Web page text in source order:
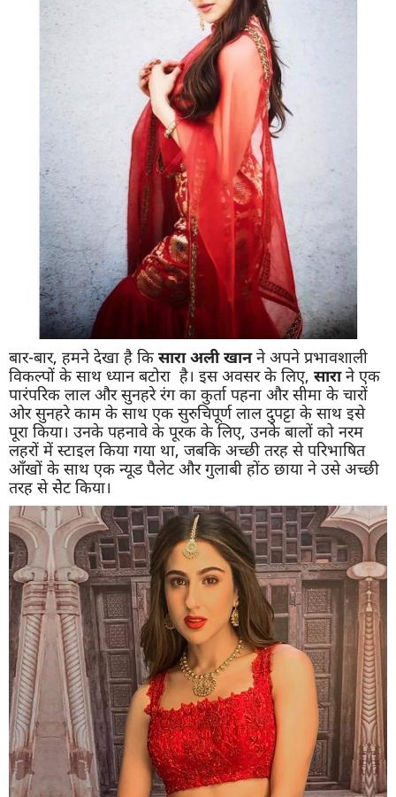
बार-बार, हमने देखा है कि सारा अली खानने अपने प्रभावशाली
विकल्पों के साथ ध्यान बटोरा है। इस अवसर के लिए, साराने एक
पारंपरिक लाल और सुनहरे रंग का कुर्ता पहना और सीमा के चारों
ओर सुनहरे काम के साथ एक सुरुचिपूर्ण लाल दुपट्टा के साथ इसे
पूरा किया। उनके पहनावे के पूरक के लिए, उनके बालों को नरम
लहरों में स्टाइल किया गया था, जबकि अच्छी तरह से परिभाषित
आँखों के साथ एक न्यूड पैलेट और गुलाबी होंठ छाया ने उसे अच्छी
तरह से सेेट किया।